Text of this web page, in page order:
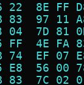
22  8E
83  97
04  7D
FF  4E
74  EF
E8  56
83  7C